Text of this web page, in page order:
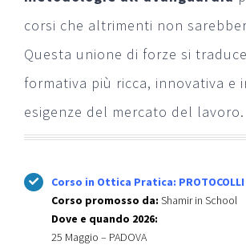
corsi che altrimenti non
Questa unione di forze si
formativa più ricca, innovativa e
esigenze del mercato del lavoro.
Corso in Ottica Pratica: PROTOCOLLI
Corso promosso da: Shamir in School
Dove e quando 2026:
25 Maggio – PADOVA